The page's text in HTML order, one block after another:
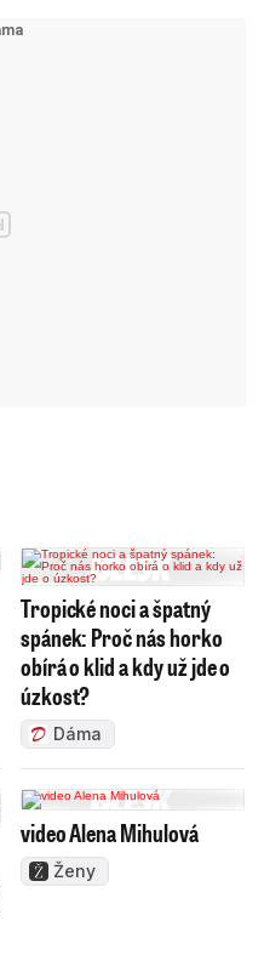
Tropické noci a špatný
spánek: Proč nás horko
obírá o klid a kdy už jde o
úzkost?
Dáma
video Alena Mihulová
Ženy